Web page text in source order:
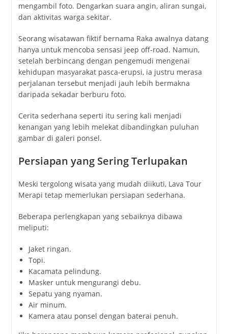
mengambil foto. Dengarkan suara angin, aliran sungai,
dan aktivitas warga sekitar.
Seorang wisatawan fiktif bernama Raka awalnya datang
hanya untuk mencoba sensasi jeep off-road. Namun,
setelah berbincang dengan pengemudi mengenai
kehidupan masyarakat pasca-erupsi, ia justru merasa
perjalanan tersebut menjadi jauh lebih bermakna
daripada sekadar berburu foto.
Cerita sederhana seperti itu sering kali menjadi
kenangan yang lebih melekat dibandingkan puluhan
gambar di galeri ponsel.
Persiapan yang Sering Terlupakan
Meski tergolong wisata yang mudah diikuti, Lava Tour
Merapi tetap memerlukan persiapan sederhana.
Beberapa perlengkapan yang sebaiknya dibawa
meliputi:
Jaket ringan.
Topi.
Kacamata pelindung.
Masker untuk mengurangi debu.
Sepatu yang nyaman.
Air minum.
Kamera atau ponsel dengan baterai penuh.